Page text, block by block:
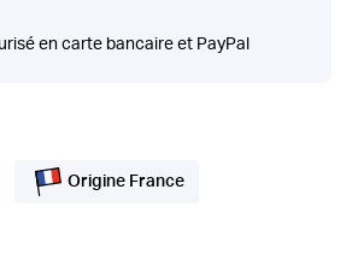
en carte bancaire et PayPal
Origine France